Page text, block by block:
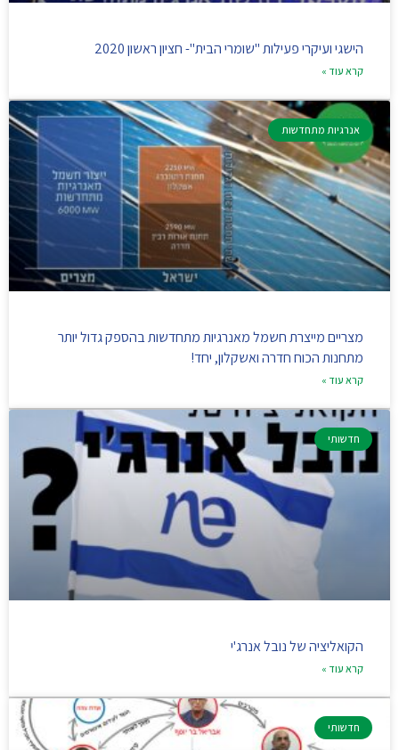
הישגי ועיקרי פעילות "שומרי הבית"- חציון ראשון 2020
קרא עוד »
אנרגיות מתחדשות
מצריים מייצרת חשמל מאנרגיות מתחדשות בהספק גדול יותר
מתחנות הכוח חדרה ואשקלון, יחד!
קרא עוד »
חדשותי
הקואליציה של נובל אנרג'י
קרא עוד »
חדשותי